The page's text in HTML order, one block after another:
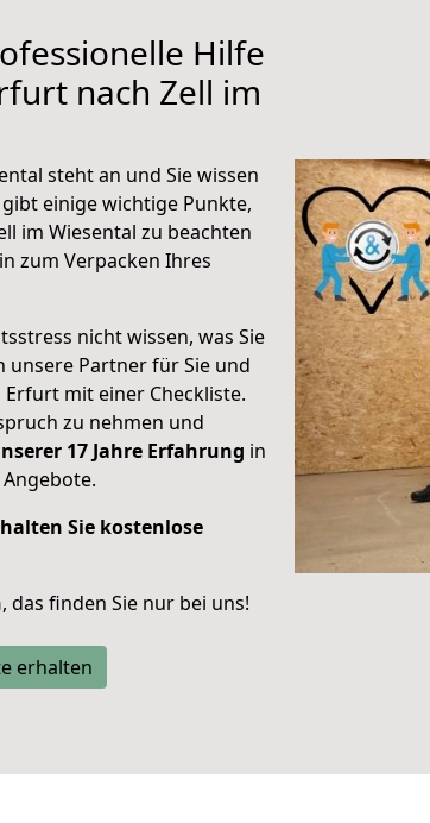
Hilfe
nach Zell im
steht an und Sie wissen
einige wichtige Punkte,
im Wiesental zu beachten
zum Verpacken Ihres
nicht wissen, was Sie
unsere Partner für Sie und
Erfurt mit einer Checkliste.
zu nehmen und
17 Jahre Erfahrung in
Sie kostenlose
, das finden Sie nur bei uns!
erhalten